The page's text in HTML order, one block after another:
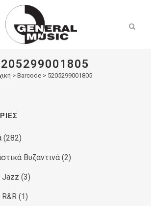
> Barcode > 5205299001805
(282)
Βυζαντινά (2)
Jazz (3)
(1)